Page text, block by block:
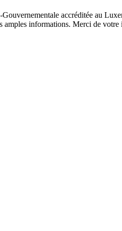
accréditée au
amples informations. Merci de